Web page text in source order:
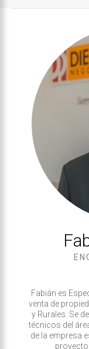
Fabián es
venta de
y Rurales. Se
técnicos del
de la empresa